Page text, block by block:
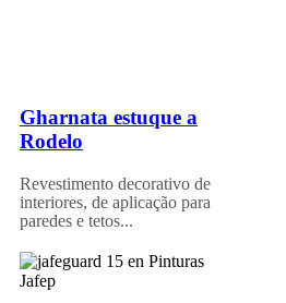
Gharnata estuque a
Rodelo
Revestimento decorativo de
interiores, de aplicação para
paredes e tetos...